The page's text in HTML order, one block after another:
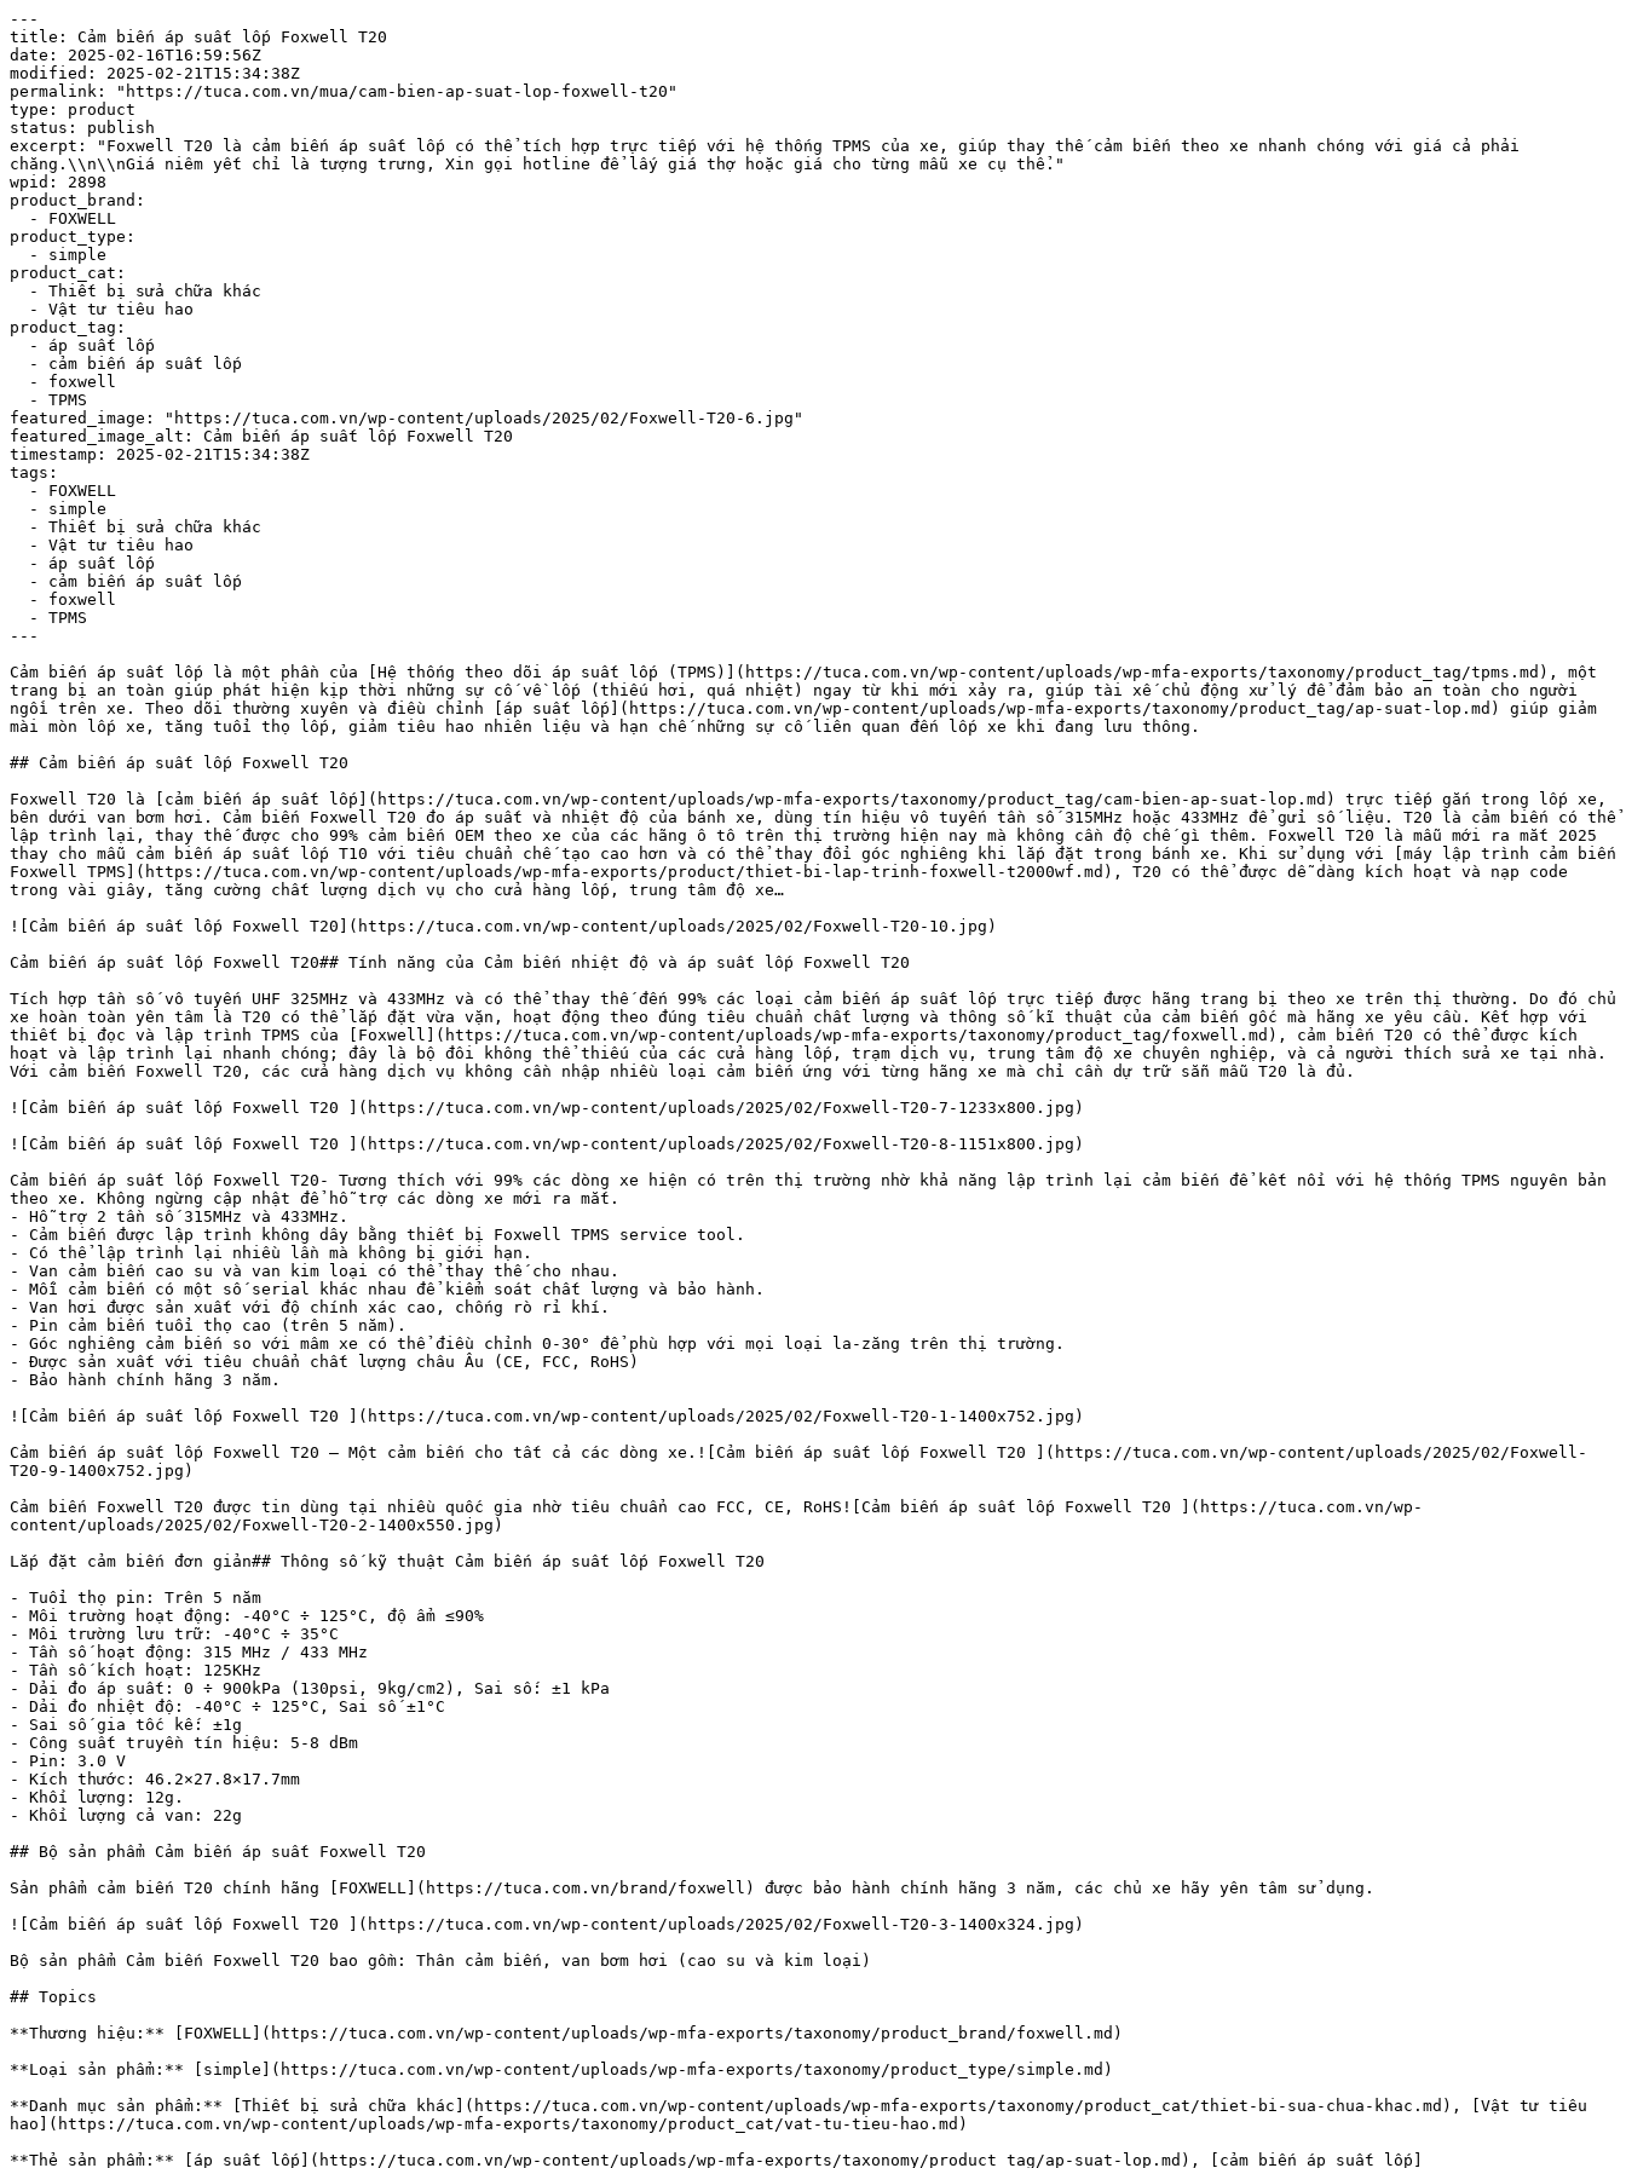
---
title: Cảm biến áp suất lốp Foxwell T20
date: 2025-02-16T16:59:56Z
modified: 2025-02-21T15:34:38Z
permalink: "https://tuca.com.vn/mua/cam-bien-ap-suat-lop-foxwell-t20"
type: product
status: publish
excerpt: "Foxwell T20 là cảm biến áp suất lốp có thể tích hợp trực tiếp với hệ thống TPMS của xe, giúp thay thế cảm biến theo xe nhanh chóng với giá cả phải
chăng.\\n\\nGiá niêm yết chỉ là tượng trưng, Xin gọi hotline để lấy giá thợ hoặc giá cho từng mẫu xe cụ thể."
wpid: 2898
product_brand:
product_type:
product_cat:
product_tag:
featured_image: "https://tuca.com.vn/wp-content/uploads/2025/02/Foxwell-T20-6.jpg"
featured_image_alt: Cảm biến áp suất lốp Foxwell T20
timestamp: 2025-02-21T15:34:38Z
tags:
---
Cảm biến áp suất lốp là một phần của [Hệ thống theo dõi áp suất lốp (TPMS)](https://tuca.com.vn/wp-content/uploads/wp-mfa-exports/taxonomy/product_tag/tpms.md), một
trang bị an toàn giúp phát hiện kịp thời những sự cố về lốp (thiếu hơi, quá nhiệt) ngay từ khi mới xảy ra, giúp tài xế chủ động xử lý để đảm bảo an toàn cho người
ngồi trên xe. Theo dõi thường xuyên và điều chỉnh [áp suất lốp](https://tuca.com.vn/wp-content/uploads/wp-mfa-exports/taxonomy/product_tag/ap-suat-lop.md) giúp giảm
mài mòn lốp xe, tăng tuổi thọ lốp, giảm tiêu hao nhiên liệu và hạn chế những sự cố liên quan đến lốp xe khi đang lưu thông.
## Cảm biến áp suất lốp Foxwell T20
Foxwell T20 là [cảm biến áp suất lốp](https://tuca.com.vn/wp-content/uploads/wp-mfa-exports/taxonomy/product_tag/cam-bien-ap-suat-lop.md) trực tiếp gắn trong lốp xe,
bên dưới van bơm hơi. Cảm biến Foxwell T20 đo áp suất và nhiệt độ của bánh xe, dùng tín hiệu vô tuyến tần số 315MHz hoặc 433MHz để gửi số liệu. T20 là cảm biến có thể
lập trình lại, thay thế được cho 99% cảm biến OEM theo xe của các hãng ô tô trên thị trường hiện nay mà không cần độ chế gì thêm. Foxwell T20 là mẫu mới ra mắt 2025
thay cho mẫu cảm biến áp suất lốp T10 với tiêu chuẩn chế tạo cao hơn và có thể thay đổi góc nghiêng khi lắp đặt trong bánh xe. Khi sử dụng với [máy lập trình cảm biến
Foxwell TPMS](https://tuca.com.vn/wp-content/uploads/wp-mfa-exports/product/thiet-bi-lap-trinh-foxwell-t2000wf.md), T20 có thể được dễ dàng kích hoạt và nạp code
trong vài giây, tăng cường chất lượng dịch vụ cho cửa hàng lốp, trung tâm độ xe…
![Cảm biến áp suất lốp Foxwell T20](https://tuca.com.vn/wp-content/uploads/2025/02/Foxwell-T20-10.jpg)
Cảm biến áp suất lốp Foxwell T20## Tính năng của Cảm biến nhiệt độ và áp suất lốp Foxwell T20
Tích hợp tần số vô tuyến UHF 325MHz và 433MHz và có thể thay thế đến 99% các loại cảm biến áp suất lốp trực tiếp được hãng trang bị theo xe trên thị thường. Do đó chủ
xe hoàn toàn yên tâm là T20 có thể lắp đặt vừa vặn, hoạt động theo đúng tiêu chuẩn chất lượng và thông số kĩ thuật của cảm biến gốc mà hãng xe yêu cầu. Kết hợp với
thiết bị đọc và lập trình TPMS của [Foxwell](https://tuca.com.vn/wp-content/uploads/wp-mfa-exports/taxonomy/product_tag/foxwell.md), cảm biến T20 có thể được kích
hoạt và lập trình lại nhanh chóng; đây là bộ đôi không thể thiếu của các cửa hàng lốp, trạm dịch vụ, trung tâm độ xe chuyên nghiệp, và cả người thích sửa xe tại nhà.
Với cảm biến Foxwell T20, các cửa hàng dịch vụ không cần nhập nhiều loại cảm biến ứng với từng hãng xe mà chỉ cần dự trữ sẵn mẫu T20 là đủ.
![Cảm biến áp suất lốp Foxwell T20 ](https://tuca.com.vn/wp-content/uploads/2025/02/Foxwell-T20-7-1233x800.jpg)
![Cảm biến áp suất lốp Foxwell T20 ](https://tuca.com.vn/wp-content/uploads/2025/02/Foxwell-T20-8-1151x800.jpg)
Cảm biến áp suất lốp Foxwell T20- Tương thích với 99% các dòng xe hiện có trên thị trường nhờ khả năng lập trình lại cảm biến để kết nối với hệ thống TPMS nguyên bản
theo xe. Không ngừng cập nhật để hỗ trợ các dòng xe mới ra mắt.
- Hỗ trợ 2 tần số 315MHz và 433MHz.
- Cảm biến được lập trình không dây bằng thiết bị Foxwell TPMS service tool.
- Có thể lập trình lại nhiều lần mà không bị giới hạn.
- Van cảm biến cao su và van kim loại có thể thay thế cho nhau.
- Mỗi cảm biến có một số serial khác nhau để kiểm soát chất lượng và bảo hành.
- Van hơi được sản xuất với độ chính xác cao, chống rò rỉ khí.
- Pin cảm biến tuổi thọ cao (trên 5 năm).
- Góc nghiêng cảm biến so với mâm xe có thể điều chỉnh 0-30° để phù hợp với mọi loại la-zăng trên thị trường.
- Được sản xuất với tiêu chuẩn chất lượng châu Âu (CE, FCC, RoHS)
- Bảo hành chính hãng 3 năm.
![Cảm biến áp suất lốp Foxwell T20 ](https://tuca.com.vn/wp-content/uploads/2025/02/Foxwell-T20-1-1400x752.jpg)
Cảm biến áp suất lốp Foxwell T20 – Một cảm biến cho tất cả các dòng xe.![Cảm biến áp suất lốp Foxwell T20 ](https://tuca.com.vn/wp-content/uploads/2025/02/Foxwell-
T20-9-1400x752.jpg)
Cảm biến Foxwell T20 được tin dùng tại nhiều quốc gia nhờ tiêu chuẩn cao FCC, CE, RoHS![Cảm biến áp suất lốp Foxwell T20 ](https://tuca.com.vn/wp-
content/uploads/2025/02/Foxwell-T20-2-1400x550.jpg)
Lắp đặt cảm biến đơn giản## Thông số kỹ thuật Cảm biến áp suất lốp Foxwell T20
- Tuổi thọ pin: Trên 5 năm
- Môi trường hoạt động: -40°C ÷ 125°C, độ ẩm ≤90%
- Môi trường lưu trữ: -40°C ÷ 35°C
- Tần số hoạt động: 315 MHz / 433 MHz
- Tần số kích hoạt: 125KHz
- Dải đo áp suất: 0 ÷ 900kPa (130psi, 9kg/cm2), Sai số: ±1 kPa
- Dải đo nhiệt độ: -40°C ÷ 125°C, Sai số ±1°C
- Sai số gia tốc kế: ±1g
- Công suất truyền tín hiệu: 5-8 dBm
- Pin: 3.0 V
- Kích thước: 46.2×27.8×17.7mm
- Khối lượng: 12g.
- Khối lượng cả van: 22g
## Bộ sản phẩm Cảm biến áp suất Foxwell T20
Sản phẩm cảm biến T20 chính hãng [FOXWELL](https://tuca.com.vn/brand/foxwell) được bảo hành chính hãng 3 năm, các chủ xe hãy yên tâm sử dụng.
![Cảm biến áp suất lốp Foxwell T20 ](https://tuca.com.vn/wp-content/uploads/2025/02/Foxwell-T20-3-1400x324.jpg)
Bộ sản phẩm Cảm biến Foxwell T20 bao gồm: Thân cảm biến, van bơm hơi (cao su và kim loại)
## Topics
**Thương hiệu:** [FOXWELL](https://tuca.com.vn/wp-content/uploads/wp-mfa-exports/taxonomy/product_brand/foxwell.md)
**Loại sản phẩm:** [simple](https://tuca.com.vn/wp-content/uploads/wp-mfa-exports/taxonomy/product_type/simple.md)
**Danh mục sản phẩm:** [Thiết bị sửa chữa khác](https://tuca.com.vn/wp-content/uploads/wp-mfa-exports/taxonomy/product_cat/thiet-bi-sua-chua-khac.md), [Vật tư tiêu
hao](https://tuca.com.vn/wp-content/uploads/wp-mfa-exports/taxonomy/product_cat/vat-tu-tieu-hao.md)
**Thẻ sản phẩm:** [áp suất lốp](https://tuca.com.vn/wp-content/uploads/wp-mfa-exports/taxonomy/product_tag/ap-suat-lop.md), [cảm biến áp suất lốp]